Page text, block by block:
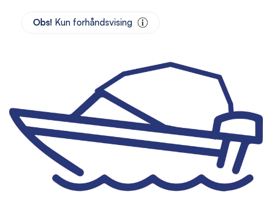
Obs! Kun forhåndsvising